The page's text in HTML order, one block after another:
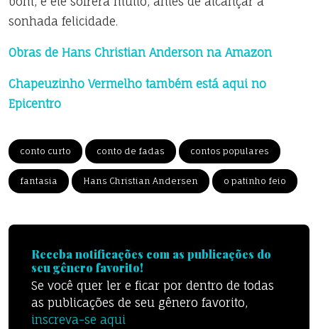
sonhada felicidade.
Obras de Hans Christian Anderson na Amazon
Chapeuzinho Vermelho também está aqui no
Epicentro
conto curto conto de fadas contos populares
fantasia Hans Christian Andersen o patinho feio
Receba notificações com as publicações do
seu gênero favorito!
Se você quer ler e ficar por dentro de todas
as publicações de seu gênero favorito,
inscreva-se aqui